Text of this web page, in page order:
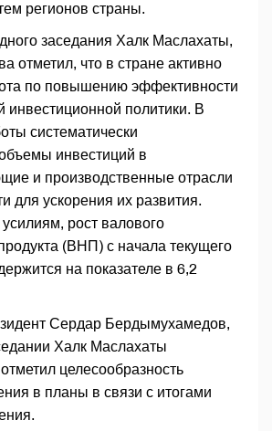
регионов страны.
заседания Халк Маслахаты,
отметил, что в стране активно
по повышению эффективности
инвестиционной политики. В
систематически
инвестиций в
и производственные отрасли
для ускорения их развития.
рост валового
(ВНП) с начала текущего
на показателе в 6,2
Сердар Бердымухамедов,
Халк Маслахаты
целесообразность
в планы в связи с итогами